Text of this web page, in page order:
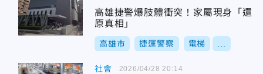
高雄捷警爆肢體衝突！家屬現身「還
原真相」
高雄市 捷運警察 電梯
社會 2026/04/28 20:14